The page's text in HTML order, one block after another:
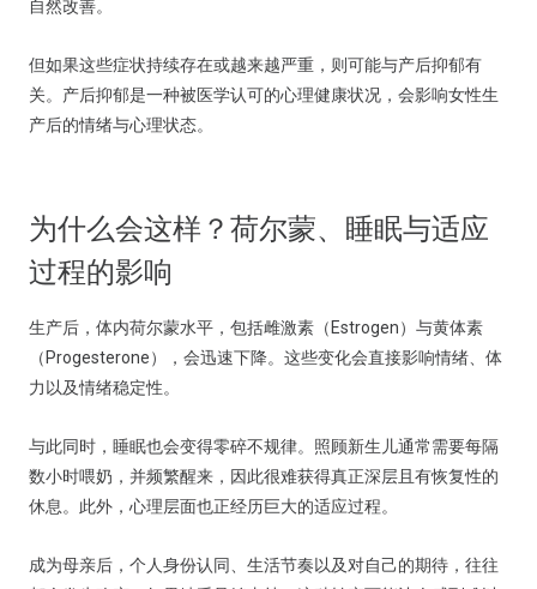
自然改善。
但如果这些症状持续存在或越来越严重，则可能与产后抑郁有
关。产后抑郁是一种被医学认可的心理健康状况，会影响女性生
产后的情绪与心理状态。
为什么会这样？荷尔蒙、睡眠与适应
过程的影响
生产后，体内荷尔蒙水平，包括雌激素（Estrogen）与黄体素
（Progesterone），会迅速下降。这些变化会直接影响情绪、体
力以及情绪稳定性。
与此同时，睡眠也会变得零碎不规律。照顾新生儿通常需要每隔
数小时喂奶，并频繁醒来，因此很难获得真正深层且有恢复性的
休息。此外，心理层面也正经历巨大的适应过程。
成为母亲后，个人身份认同、生活节奏以及对自己的期待，往往